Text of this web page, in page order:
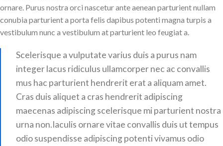
ornare. Purus nostra orci nascetur ante aenean parturient nullam
conubia parturient a porta felis dapibus potenti magna turpis a
vestibulum nunc a vestibulum at parturient leo feugiat a.
Scelerisque a vulputate varius duis a purus nam
integer lacus ridiculus ullamcorper nec ac convallis
mus hac parturient hendrerit erat a aliquam amet.
Cras duis aliquet a cras hendrerit adipiscing
maecenas adipiscing scelerisque mi parturient nostra
urna non.Iaculis ornare vitae convallis duis ut tempus
odio suspendisse adipiscing potenti vivamus odio